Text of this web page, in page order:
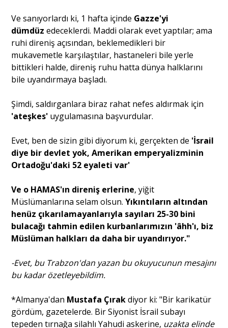
Ve sanıyorlardı ki, 1 hafta içinde Gazze'yi
dümdüz edeceklerdi. Maddi olarak evet yaptılar; ama
ruhi direniş açısından, beklemedikleri bir
mukavemetle karşılaştılar, hastaneleri bile yerle
bittikleri halde, direniş ruhu hatta dünya halklarını
bile uyandırmaya başladı.
Şimdi, saldırganlara biraz rahat nefes aldırmak için
'ateşkes' uygulamasına başvurdular.
Evet, ben de sizin gibi diyorum ki, gerçekten de 'İsrail
diye bir devlet yok, Amerikan emperyalizminin
Ortadoğu'daki 52 eyaleti var'
Ve o HAMAS'ın direniş erlerine, yiğit
Müslümanlarına selam olsun.Yıkıntıların altından
henüz çıkarılamayanlarıyla sayıları 25-30 bini
bulacağı tahmin edilen kurbanlarımızın 'âhh'ı, biz
Müslüman halkları da daha bir uyandırıyor."
-Evet, bu Trabzon'dan yazan bu okuyucunun mesajını
bu kadar özetleyebildim.
*Almanya'dan Mustafa Çırakdiyor ki: "Bir karikatür
gördüm, gazetelerde. Bir Siyonist İsrail subayı
tepeden tırnağa silahlı Yahudi askerine, uzakta elinde